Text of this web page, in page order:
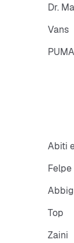
Dr.
Vans
PUMA
Abiti
Top
Zaini